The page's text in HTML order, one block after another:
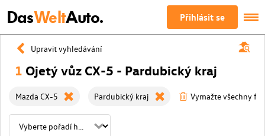
DasWeltAuto. Přihlásit se
Upravit vyhledávání
1 Ojetý vůz CX-5 - Pardubický kraj
Mazda CX-5 Pardubický kraj Vymažte všechny